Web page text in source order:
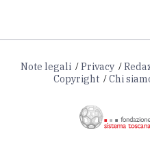
Note legali Privacy
Copyright
Chi